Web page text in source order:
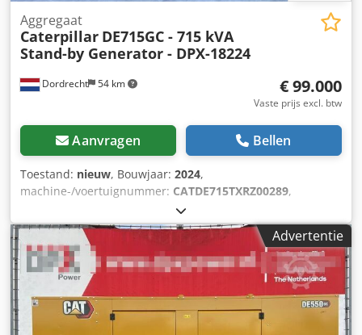
Dordrecht 54 km
Aggregaat
Caterpillar DE715GC - 715 kVA
Stand-by Generator - DPX-18224
€ 99.000
Vaste prijs excl. btw
Aanvragen Bellen
Toestand: nieuw, Bouwjaar: 2024,
machine-/voertuignummer: CATDE715TXRZ00289,
, motorfabrikant:
Toepassingsdoel: Bouw Leeggewicht: 4.832 kg
Generatorvermogen: 715 kVA Cjdpfx Amjxvk H Romsha
Afmetingen laadruimte: 499 x 187 x 229 cm CE-markering:
ja Watertankinhoud: 910 l Productieland: CN Neem contact
op met Team DPX voor meer informatie. = Verdere opties
en toebehoren = - Accu - Bedieningspaneel - Stalen dak -
Tankwagen
Advertentie